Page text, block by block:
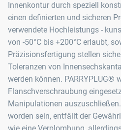
Innenkontur durch speziell
einen definierten und sicheren
verwendete Hochleistungs -
von -50°C bis +200°C erlaubt,
Präzisionsfertigung stellen
Toleranzen von
werden können. PARRYPLUG®
Flanschverschraubung
Manipulationen
worden sein, entfällt der